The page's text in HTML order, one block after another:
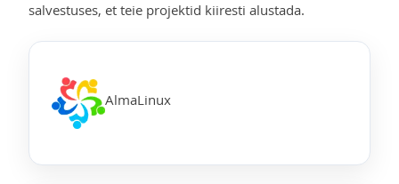
salvestuses, et teie projektid kiiresti alustada.
AlmaLinux